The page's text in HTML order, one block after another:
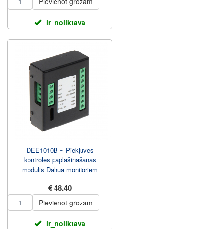
ir_noliktava
DEE1010B ~ Piekļuves
kontroles paplašināšanas
modulis Dahua monitoriem
€ 48.40
Pievienot grozam
ir_noliktava